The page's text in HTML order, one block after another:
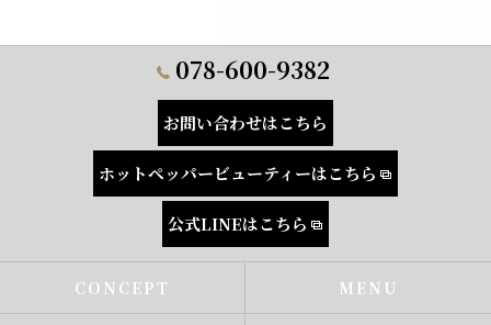
078-600-9382
お問い合わせはこちら
ホットペッパービューティーはこちら
公式LINEはこちら
CONCEPT MENU